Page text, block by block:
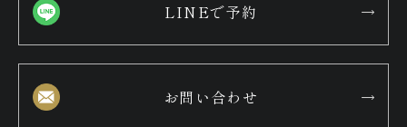
LINEで予約
お問い合わせ